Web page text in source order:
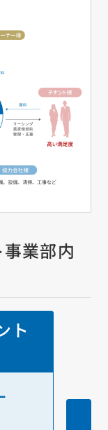
ての対応のご案内
業部内
ト